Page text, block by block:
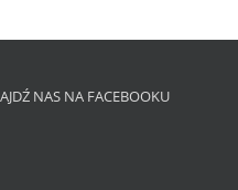
NAS NA FACEBOOKU